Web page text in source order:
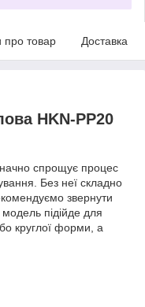
про товар Доставка
HKN-PP20
спрощує процес
Без неї складно
звернути
підійде для
круглої форми, а